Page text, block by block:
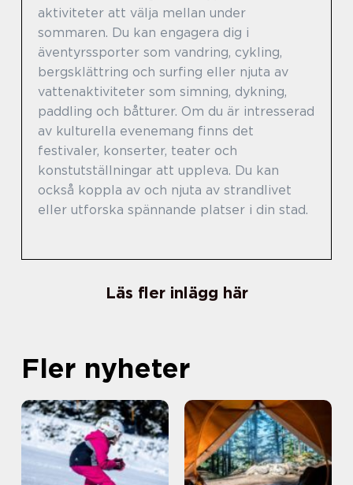
aktiviteter att välja mellan under
sommaren. Du kan engagera dig i
äventyrssporter som vandring, cykling,
bergsklättring och surfing eller njuta av
vattenaktiviteter som simning, dykning,
paddling och båtturer. Om du är intresserad
av kulturella evenemang finns det
festivaler, konserter, teater och
konstutställningar att uppleva. Du kan
också koppla av och njuta av strandlivet
eller utforska spännande platser i din stad.
Läs fler inlägg här
Fler nyheter